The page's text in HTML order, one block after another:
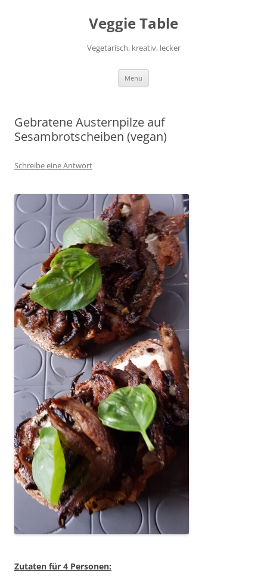
Veggie Table
Vegetarisch, kreativ, lecker
Menü
Gebratene Austernpilze auf
Sesambrotscheiben (vegan)
Schreibe eine Antwort
Zutaten für 4 Personen: